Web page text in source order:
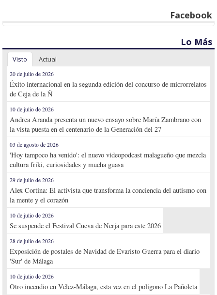
Facebook
Lo Más
Visto Actual
20 de julio de 2026
Éxito internacional en la segunda edición del concurso de microrrelatos
de Ceja de la Ñ
10 de julio de 2026
Andrea Aranda presenta un nuevo ensayo sobre María Zambrano con
la vista puesta en el centenario de la Generación del 27
03 de agosto de 2026
'Hoy tampoco ha venido': el nuevo videopodcast malagueño que mezcla
cultura friki, curiosidades y mucha guasa
29 de julio de 2026
Alex Cortina: El activista que transforma la conciencia del autismo con
la mente y el corazón
10 de julio de 2026
Se suspende el Festival Cueva de Nerja para este 2026
28 de julio de 2026
Exposición de postales de Navidad de Evaristo Guerra para el diario
'Sur' de Málaga
10 de julio de 2026
Otro incendio en Vélez-Málaga, esta vez en el polígono La Pañoleta